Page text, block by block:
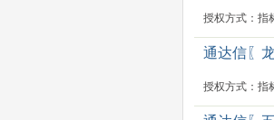
授权方式：指
通达信〖
授权方式：指